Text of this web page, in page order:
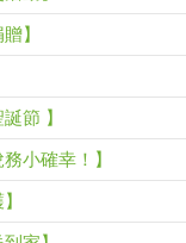
】
節 】
小確幸！】